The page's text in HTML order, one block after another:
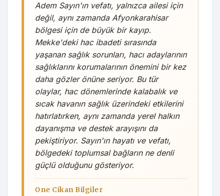
Adem Sayın'ın vefatı, yalnızca ailesi için
değil, aynı zamanda Afyonkarahisar
bölgesi için de büyük bir kayıp.
Mekke'deki hac ibadeti sırasında
yaşanan sağlık sorunları, hacı adaylarının
sağlıklarını korumalarının önemini bir kez
daha gözler önüne seriyor. Bu tür
olaylar, hac dönemlerinde kalabalık ve
sıcak havanın sağlık üzerindeki etkilerini
hatırlatırken, aynı zamanda yerel halkın
dayanışma ve destek arayışını da
pekiştiriyor. Sayın'ın hayatı ve vefatı,
bölgedeki toplumsal bağların ne denli
güçlü olduğunu gösteriyor.
One Cikan Bilgiler